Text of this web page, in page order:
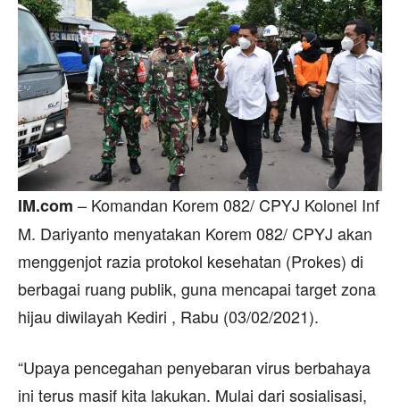
IM.com – Komandan Korem 082/ CPYJ Kolonel Inf
M. Dariyanto menyatakan Korem 082/ CPYJ akan
menggenjot razia protokol kesehatan (Prokes) di
berbagai ruang publik, guna mencapai target zona
hijau diwilayah Kediri , Rabu (03/02/2021).
“Upaya pencegahan penyebaran virus berbahaya
ini terus masif kita lakukan. Mulai dari sosialisasi,